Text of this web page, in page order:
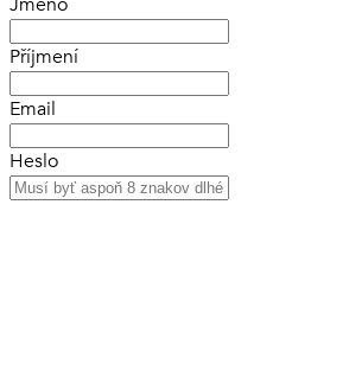
Příjmení
Email
Heslo